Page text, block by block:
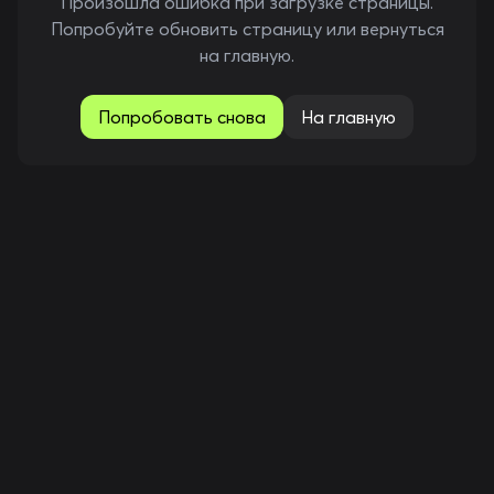
Попробуйте обновить страницу или вернуться
на главную.
Попробовать снова На главную